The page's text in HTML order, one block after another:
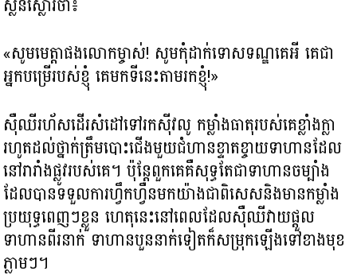
«សូមមេត្តាផងលោកម្ចាស់! សូមកុំដាក់ទោសទណ្ឌគេអី គេជា
អ្នកបម្រើរបស់ខ្ញុំ គេមកទីនេះតាមរកខ្ញុំ!»
ស៊ឺឈីរហ័សដើរសំដៅទៅរកស៊ីវលូ កម្លាំងធាតុរបស់គេខ្លាំងក្លា
រហូតដល់ថ្នាក់ត្រឹមបោះជើងមួយជំហានខ្ទាតខ្ចាយទាហានដែល
នៅរារាំងផ្លូវរបស់គេ។ ប៉ុន្តែពួកគេគឺសុទ្ធតែជាទាហានចម្បាំង
ដែលបានទទួលការហ្វឹកហ្វឺនមកយ៉ាងជាពិសេសនិងមានកម្លាំង
ប្រយុទ្ធពេញៗខ្លួន ហេតុនេះនៅពេលដែលស៊ឺឈីវាយផ្ដួល
ទាហានពីរនាក់ ទាហានបួននាក់ទៀតក៏សម្រុកឡើងទៅខាងមុខ
ភ្លាមៗ។